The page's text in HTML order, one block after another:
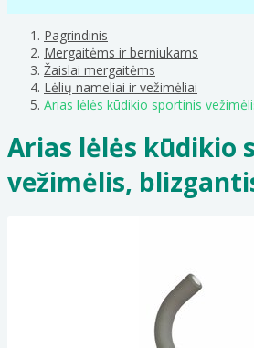
Pagrindinis
Mergaitėms ir berniukams
Žaislai mergaitėms
Lėlių nameliai ir vežimėliai
Arias lėlės kūdikio sportinis
Arias lėlės kūdikio
vežimėlis,